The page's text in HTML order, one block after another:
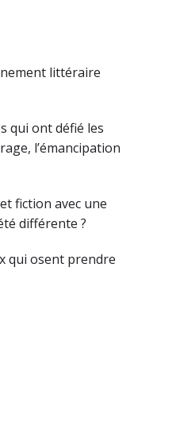
littéraire
qui ont défié les
l’émancipation
fiction avec une
différente ?
qui osent prendre